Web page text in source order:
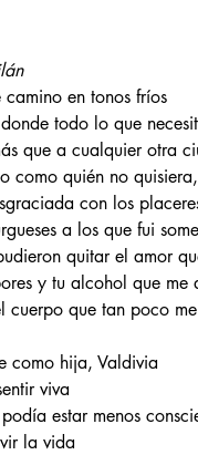
en tonos fríos
todo lo que
que a cualquier otra
como quién no
con los
a los que fui
quitar el amor
y tu alcohol que me
cuerpo que tan poco
como hija, Valdivia
viva
estar menos
la vida